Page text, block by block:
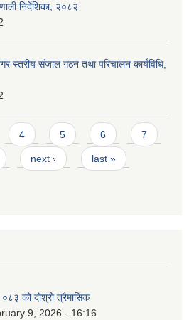
निर्देशिका, २०८२
स्तरीय संजाल गठन तथा परिचालन कार्यविधि,
4 5 6 7
next › last »
को दोश्रो त्रैमासिक
9, 2026 - 16:16